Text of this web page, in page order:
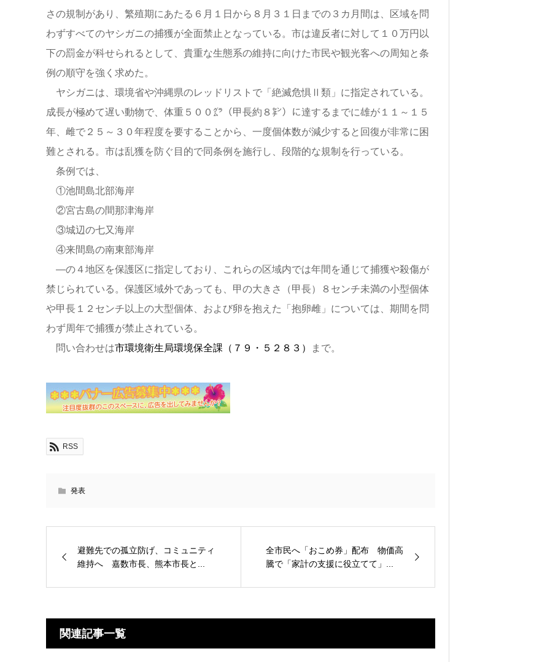
さの規制があり、繁殖期にあたる６月１日から８月３１日までの３カ月間は、区域を問
わずすべてのヤシガニの捕獲が全面禁止となっている。市は違反者に対して１０万円以
下の罰金が科せられるとして、貴重な生態系の維持に向けた市民や観光客への周知と条
例の順守を強く求めた。
ヤシガニは、環境省や沖縄県のレッドリストで「絶滅危惧Ⅱ類」に指定されている。
成長が極めて遅い動物で、体重５００㌘（甲長約８㌢）に達するまでに雄が１１～１５
年、雌で２５～３０年程度を要することから、一度個体数が減少すると回復が非常に困
難とされる。市は乱獲を防ぐ目的で同条例を施行し、段階的な規制を行っている。
条例では、
①池間島北部海岸
②宮古島の間那津海岸
③城辺の七又海岸
④来間島の南東部海岸
―の４地区を保護区に指定しており、これらの区域内では年間を通じて捕獲や殺傷が
禁じられている。保護区域外であっても、甲の大きさ（甲長）８センチ未満の小型個体
や甲長１２センチ以上の大型個体、および卵を抱えた「抱卵雌」については、期間を問
わず周年で捕獲が禁止されている。
問い合わせは市環境衛生局環境保全課（７９・５２８３） まで。
RSS
発表
避難先での孤立防げ、コミュニティ
維持へ 嘉数市長、熊本市長と...
全市民へ「おこめ券」配布 物価高
騰で「家計の支援に役立てて」...
関連記事一覧